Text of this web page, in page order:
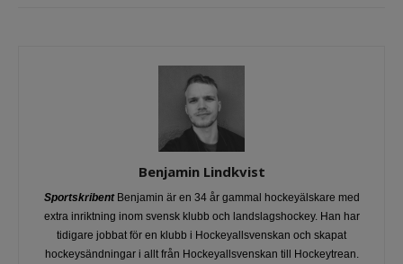
Benjamin Lindkvist
SportskribentBenjamin är en 34 år gammal hockeyälskare med
extra inriktning inom svensk klubb och landslagshockey. Han har
tidigare jobbat för en klubb i Hockeyallsvenskan och skapat
hockeysändningar i allt från Hockeyallsvenskan till Hockeytrean.